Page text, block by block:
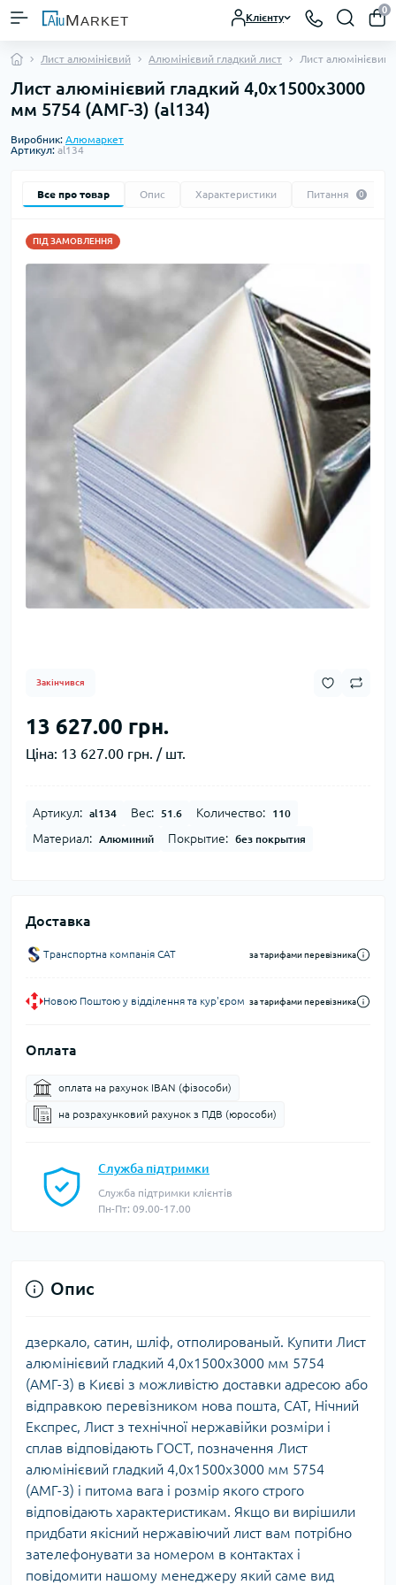
Клієнту
0
Лист алюмінієвий Алюмінієвий гладкий лист Лист
Лист алюмінієвий гладкий 4,0х1500х3000
мм 5754 (АМГ-3) (al134)
Виробник: Алюмаркет
Артикул: al134
Все про товар Опис Характеристики Питання 0
ПІД ЗАМОВЛЕННЯ
Закінчився
13 627.00 грн.
Ціна: 13 627.00 грн. / шт.
Артикул: al134 Вес: 51.6 Количество: 110
Материал: Алюминий Покрытие: без покрытия
Доставка
Транспортна компанія CAT за тарифами перевізника
Новою Поштою у відділення та кур'єром за тарифами перевізника
Оплата
оплата на рахунок IBAN (фізособи)
на розрахунковий рахунок з ПДВ (юрособи)
Служба підтримки
Служба підтримки клієнтів
Пн-Пт: 09.00-17.00
Опис
дзеркало, сатин, шліф, отполированый. Купити Лист
алюмінієвий гладкий 4,0х1500х3000 мм 5754
(АМГ-3) в Києві з можливістю доставки адресою або
відправкою перевізником нова пошта, САТ, Нічний
Експрес, Лист з технічної нержавійки розміри і
сплав відповідають ГОСТ, позначення Лист
алюмінієвий гладкий 4,0х1500х3000 мм 5754
(АМГ-3) і питома вага і розмір якого строго
відповідають характеристикам. Якщо ви вирішили
придбати якісний нержавіючий лист вам потрібно
зателефонувати за номером в контактах і
повідомити нашому менеджеру який саме вид